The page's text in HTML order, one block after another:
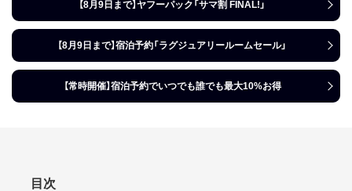
【8月9日まで】ヤフーパック「サマ割 FINAL!」
【8月9日まで】宿泊予約「ラグジュアリールームセール」
【常時開催】宿泊予約でいつでも誰でも最大10%お得
目次